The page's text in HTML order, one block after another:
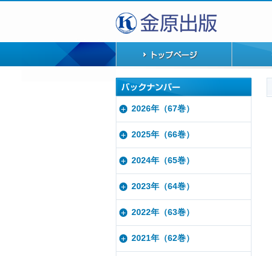
2026年（67巻）
2025年（66巻）
2024年（65巻）
2023年（64巻）
2022年（63巻）
2021年（62巻）